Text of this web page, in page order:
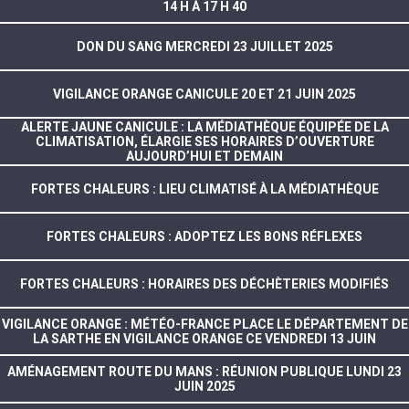
14 H À 17 H 40
DON DU SANG MERCREDI 23 JUILLET 2025
VIGILANCE ORANGE CANICULE 20 ET 21 JUIN 2025
ALERTE JAUNE CANICULE : LA MÉDIATHÈQUE ÉQUIPÉE DE LA
CLIMATISATION, ÉLARGIE SES HORAIRES D’OUVERTURE
AUJOURD’HUI ET DEMAIN
FORTES CHALEURS : LIEU CLIMATISÉ À LA MÉDIATHÈQUE
FORTES CHALEURS : ADOPTEZ LES BONS RÉFLEXES
FORTES CHALEURS : HORAIRES DES DÉCHÈTERIES MODIFIÉS
VIGILANCE ORANGE : MÉTÉO-FRANCE PLACE LE DÉPARTEMENT DE
LA SARTHE EN VIGILANCE ORANGE CE VENDREDI 13 JUIN
AMÉNAGEMENT ROUTE DU MANS : RÉUNION PUBLIQUE LUNDI 23
JUIN 2025